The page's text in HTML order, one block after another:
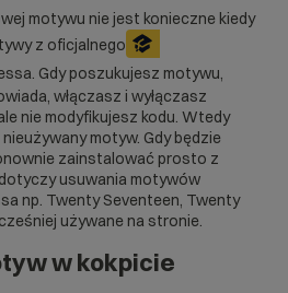
motywu nie jest konieczne kiedy
z oficjalnego
Gdy poszukujesz motywu,
włączasz i wyłączasz
nie modyfikujesz kodu. Wtedy
motyw. Gdy będzie
zainstalować prosto z
usuwania motywów
np. Twenty Seventeen, Twenty
używane na stronie.
w kokpicie